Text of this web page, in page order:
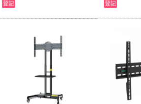
登記 登記